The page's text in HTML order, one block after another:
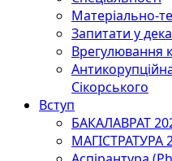
Матеріально-
Запитати у
Врегулювання
Сікорського
Вступ
БАКАЛАВРАТ
МАГІСТРАТУРА